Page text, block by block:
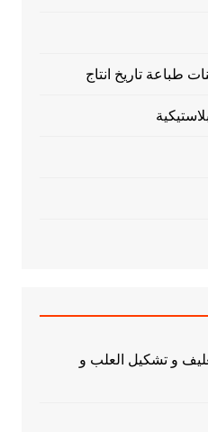
طباعة تاريخ انتاج
و تشكيل العلب و